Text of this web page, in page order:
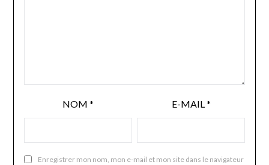
NOM * E-MAIL*
Enregistrer mon nom, mon e-mail et mon site dans le navigateur